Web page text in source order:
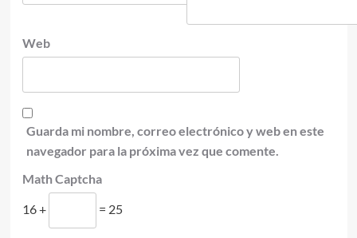
Web
Guarda mi nombre, correo electrónico y web en este
navegador para la próxima vez que comente.
Math Captcha
16 +
= 25